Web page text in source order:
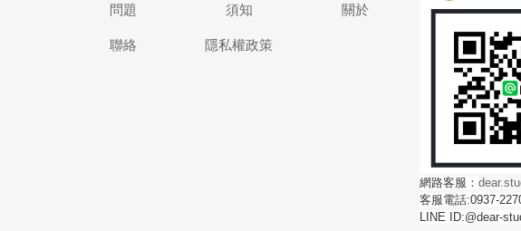
問題 須知 關於
聯絡 隱私權政策
網路客服：
客服電話:0937-
LINE ID:@dear-